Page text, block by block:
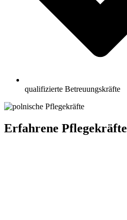
qualifizierte Betreuungskräfte
Erfahrene Pflegekräfte